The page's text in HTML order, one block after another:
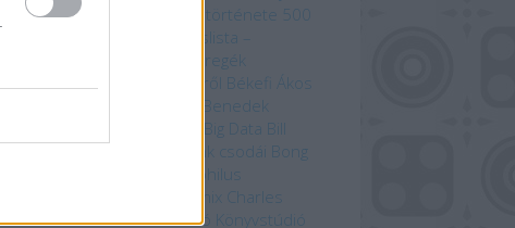
veszedelem kikötője
A világ története 500
Bakancslista –
Befejezetlen regék
Númenorról és Középföldéről
Békefi Ákos
Benedek
Big Data Bill
Bolygónk csodái Bong
Cartaphilus
Chameleon Comix
Charles
Darwin Christina Scull Ciceró Könyvstúdió